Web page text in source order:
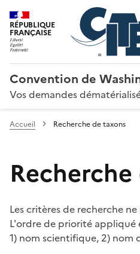
RÉPUBLIQUE
FRANÇAISE
Convention de
Vos demandes
Accueil Recherche de taxons
Les critères de recherche
L'ordre de priorité appliqué
1) nom scientifique, 2) nom